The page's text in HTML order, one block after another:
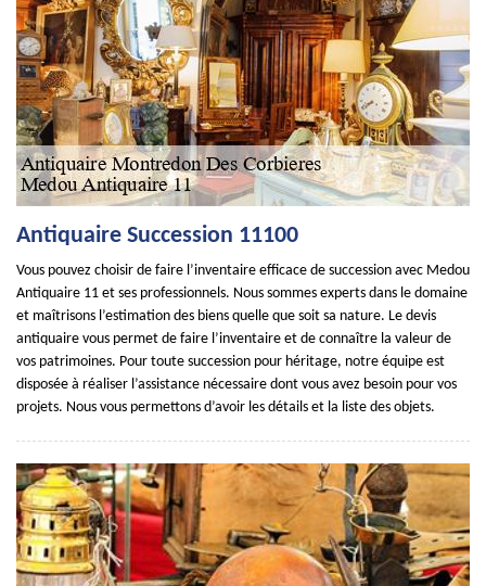
Antiquaire Succession 11100
Vous pouvez choisir de faire l’inventaire efficace de succession avec Medou
Antiquaire 11 et ses professionnels. Nous sommes experts dans le domaine
et maîtrisons l’estimation des biens quelle que soit sa nature. Le devis
antiquaire vous permet de faire l’inventaire et de connaître la valeur de
vos patrimoines. Pour toute succession pour héritage, notre équipe est
disposée à réaliser l’assistance nécessaire dont vous avez besoin pour vos
projets. Nous vous permettons d’avoir les détails et la liste des objets.